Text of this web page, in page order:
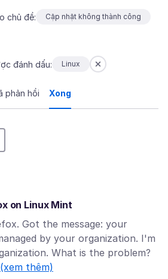
chủ đề: Cập nhật không thành công
đánh dấu: Linux
phản hồi Xong
on Linux Mint
Got the message: your
by your organization. I'm
What is the problem?
(xem thêm)